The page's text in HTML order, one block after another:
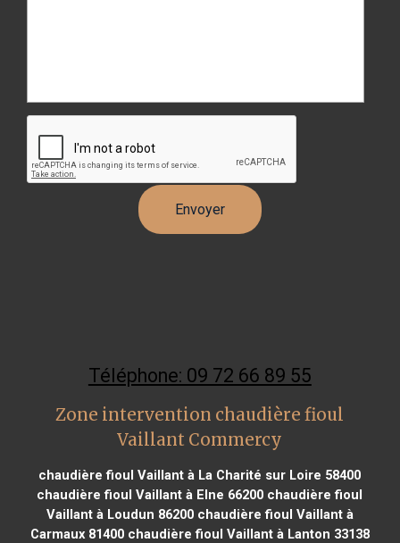
Téléphone: 09 72 66 89 55
Zone intervention chaudière fioul
Vaillant Commercy
chaudière fioul Vaillant à La Charité sur Loire 58400
chaudière fioul Vaillant à Elne 66200 chaudière fioul
Vaillant à Loudun 86200chaudière fioul Vaillant à
Carmaux 81400chaudière fioul Vaillant à Lanton 33138